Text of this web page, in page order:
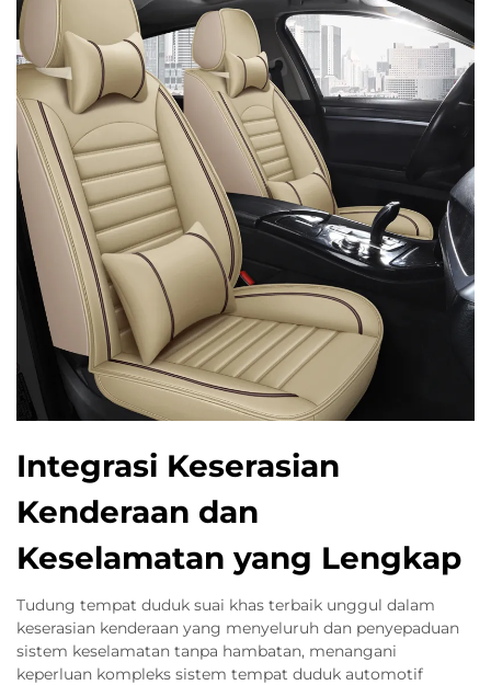
Integrasi Keserasian
Kenderaan dan
Keselamatan yang Lengkap
Tudung tempat duduk suai khas terbaik unggul dalam
keserasian kenderaan yang menyeluruh dan penyepaduan
sistem keselamatan tanpa hambatan, menangani
keperluan kompleks sistem tempat duduk automotif